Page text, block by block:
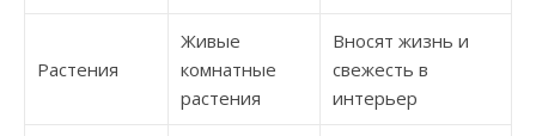
Растения
Живые
комнатные
растения
Вносят жизнь и
свежесть в
интерьер